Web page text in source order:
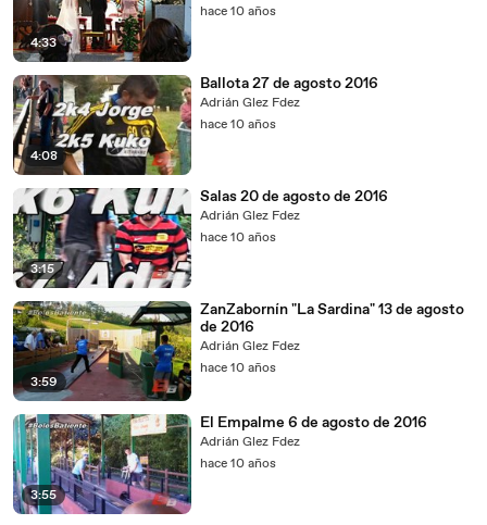
4:33
hace 10 años
4:08
Ballota 27 de agosto 2016
Adrián Glez Fdez
hace 10 años
3:15
Salas 20 de agosto de 2016
Adrián Glez Fdez
hace 10 años
3:59
ZanZabornín "La Sardina" 13 de agosto
de 2016
Adrián Glez Fdez
hace 10 años
3:55
El Empalme 6 de agosto de 2016
Adrián Glez Fdez
hace 10 años